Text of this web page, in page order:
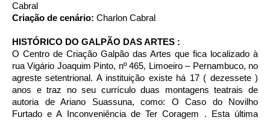
Cabral
Criação de cenário: Charlon Cabral
HISTÓRICO DO GALPÃO DAS ARTES :
O Centro de Criação Galpão das Artes que fica localizado à
rua Vigário Joaquim Pinto, nº 465, Limoeiro – Pernambuco, no
agreste setentrional. A instituição existe há 17 ( dezessete )
anos e traz no seu currículo duas montagens teatrais de
autoria de Ariano Suassuna, como: O Caso do Novilho
Furtado e A Inconveniência de Ter Coragem . Esta última